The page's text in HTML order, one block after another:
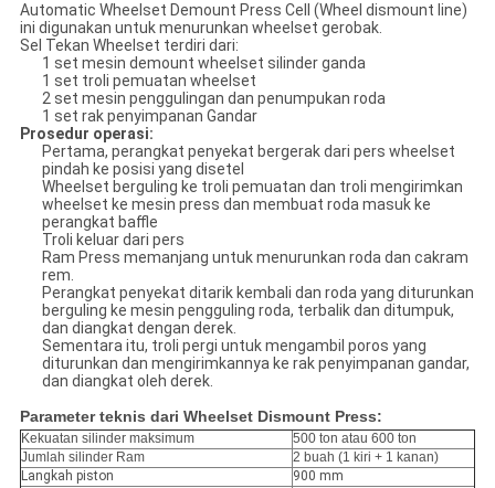
Automatic Wheelset Demount Press Cell (Wheel dismount line)
ini digunakan untuk menurunkan wheelset gerobak.
Sel Tekan Wheelset terdiri dari:
1 set mesin demount wheelset silinder ganda
1 set troli pemuatan wheelset
2 set mesin penggulingan dan penumpukan roda
1 set rak penyimpanan Gandar
Prosedur operasi:
Pertama, perangkat penyekat bergerak dari pers wheelset
pindah ke posisi yang disetel
Wheelset berguling ke troli pemuatan dan troli mengirimkan
wheelset ke mesin press dan membuat roda masuk ke
perangkat baffle
Troli keluar dari pers
Ram Press memanjang untuk menurunkan roda dan cakram
rem.
Perangkat penyekat ditarik kembali dan roda yang diturunkan
berguling ke mesin pengguling roda, terbalik dan ditumpuk,
dan diangkat dengan derek.
Sementara itu, troli pergi untuk mengambil poros yang
diturunkan dan mengirimkannya ke rak penyimpanan gandar,
dan diangkat oleh derek.
Parameter teknis dari Wheelset Dismount Press:
Kekuatan silinder maksimum
500 ton atau 600 ton
Jumlah silinder Ram
2 buah (1 kiri + 1 kanan)
Langkah piston
900 mm